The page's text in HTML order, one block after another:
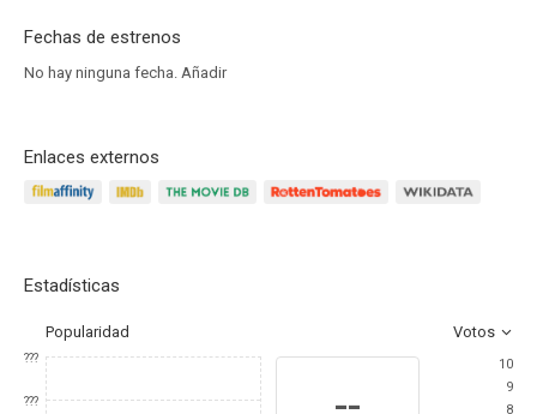
Fechas de estrenos
No hay ninguna fecha. Añadir
Enlaces externos
Estadísticas
Popularidad Votos
???
???
10
9
8